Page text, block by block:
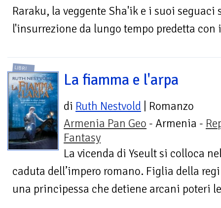
Raraku, la veggente Sha'ik e i suoi
l'insurrezione da lungo tempo predetta
LIBRI
La fiamma e l'arpa
di Ruth Nestvold | Romanzo
Armenia Pan Geo - Armenia -
Fantasy
La vicenda di Yseult si colloca
caduta dell’impero romano. Figlia della
una principessa che detiene arcani poteri